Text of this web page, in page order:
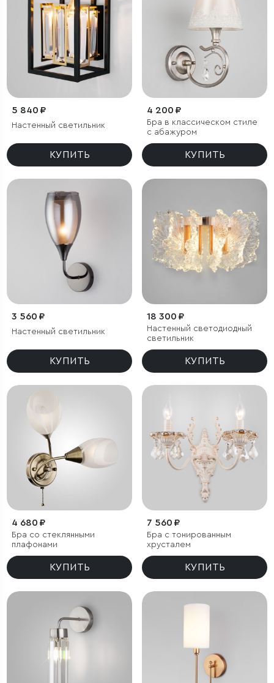
5 840 ₽
Настенный светильник
КУПИТЬ
4 200 ₽
Бра в классическом стиле
с абажуром
КУПИТЬ
3 560 ₽
Настенный светильник
КУПИТЬ
18 300 ₽
Настенный светодиодный
светильник
КУПИТЬ
4 680 ₽
Бра со стеклянными
плафонами
КУПИТЬ
7 560 ₽
Бра с тонированным
хрусталем
КУПИТЬ